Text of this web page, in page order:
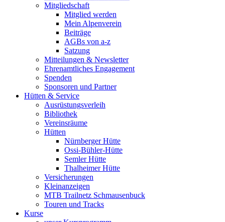
Mitgliedschaft
Mitglied werden
Mein Alpenverein
Beiträge
AGBs von a-z
Satzung
Mitteilungen & Newsletter
Ehrenamtliches Engagement
Spenden
Sponsoren und Partner
Hütten & Service
Ausrüstungsverleih
Bibliothek
Vereinsräume
Hütten
Nürnberger Hütte
Ossi-Bühler-Hütte
Semler Hütte
Thalheimer Hütte
Versicherungen
Kleinanzeigen
MTB Trailnetz Schmausenbuck
Touren und Tracks
Kurse